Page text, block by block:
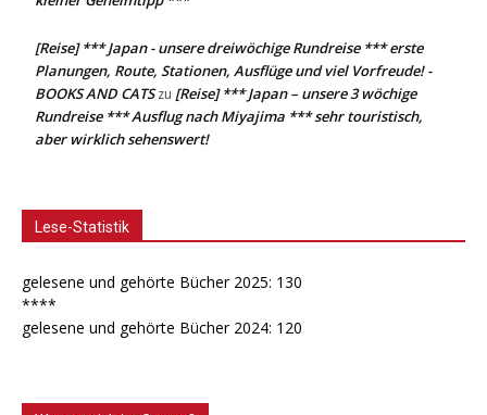
[Reise] *** Japan - unsere dreiwöchige Rundreise *** erste
Planungen, Route, Stationen, Ausflüge und viel Vorfreude! -
BOOKS AND CATSzu [Reise] *** Japan – unsere 3 wöchige
Rundreise *** Ausflug nach Miyajima *** sehr touristisch,
aber wirklich sehenswert!
Lese-Statistik
gelesene und gehörte Bücher 2025: 130
****
gelesene und gehörte Bücher 2024: 120